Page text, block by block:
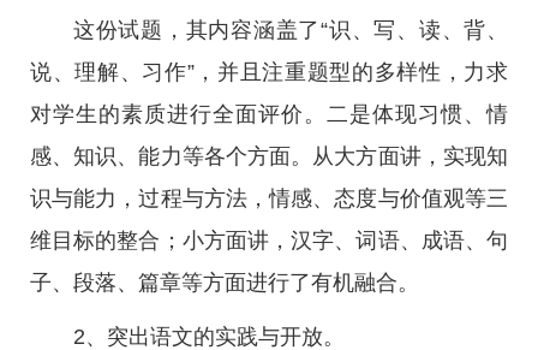
这份试题，其内容涵盖了“识、写、读、背、
说、理解、习作”，并且注重题型的多样性，力求
对学生的素质进行全面评价。二是体现习惯、情
感、知识、能力等各个方面。从大方面讲，实现知
识与能力，过程与方法，情感、态度与价值观等三
维目标的整合；小方面讲，汉字、词语、成语、句
子、段落、篇章等方面进行了有机融合。
2、突出语文的实践与开放。